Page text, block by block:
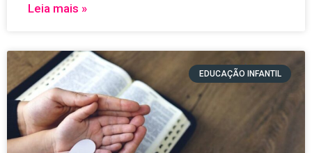
Leia mais »
EDUCAÇÃO INFANTIL